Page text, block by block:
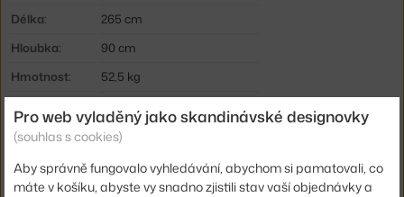
Délka:
265 cm
Hloubka:
90 cm
Hmotnost:
52,5 kg
Barva:
šedá, světlé dřevo
Materiál:
teakové dřevo, textilní potah
Sedák:
čalouněný
Pro web vyladěný jako skandinávské designovky
(souhlas s cookies)
Aby správně fungovalo vyhledávání, abychom si pamatovali, co
máte v košíku, abyste vy snadno zjistili stav vaší objednávky a